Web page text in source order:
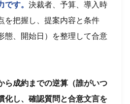
です。決裁者、予算、導入時
を把握し、提案内容と条件
態、開始日）を整理して合意
ら成約までの逆算（誰がいつ
化し、確認質問と合意文言を